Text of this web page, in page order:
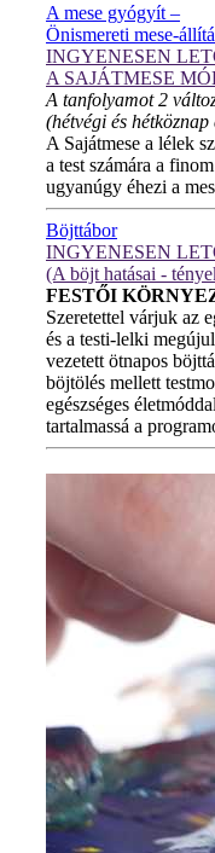
A mese gyógyít –
Önismereti mese-
INGYENESEN
A SAJÁTMESE
A tanfolyamot 2
(hétvégi és hétköznap
A Sajátmese a lélek
a test számára a
ugyanúgy éhezi a
Böjttábor
INGYENESEN
(A böjt hatásai -
FESTŐI
Szeretettel várjuk az
és a testi-lelki
vezetett ötnapos
böjtölés mellett
egészséges
tartalmassá a